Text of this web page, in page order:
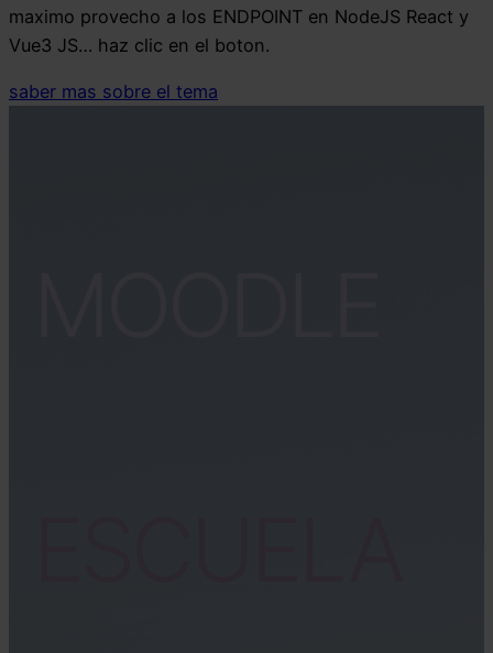
maximo provecho a los ENDPOINT en NodeJS React y
Vue3 JS… haz clic en el boton.
saber mas sobre el tema